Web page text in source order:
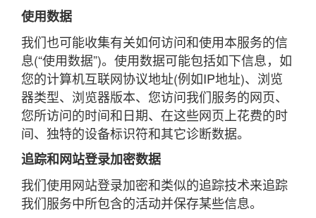
使用数据
我们也可能收集有关如何访问和使用本服务的信
息(“使用数据”)。使用数据可能包括如下信息，如
您的计算机互联网协议地址(例如IP地址)、浏览
器类型、浏览器版本、您访问我们服务的网页、
您所访问的时间和日期、在这些网页上花费的时
间、独特的设备标识符和其它诊断数据。
追踪和网站登录加密数据
我们使用网站登录加密和类似的追踪技术来追踪
我们服务中所包含的活动并保存某些信息。